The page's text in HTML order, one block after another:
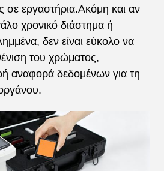
σε εργαστήρια.Ακόμη και αν
χρονικό διάστημα ή
δεν είναι εύκολο να
του χρώματος,
αναφορά δεδομένων για τη